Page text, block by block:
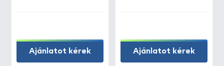
Ajánlatot kérek Ajánlatot kérek